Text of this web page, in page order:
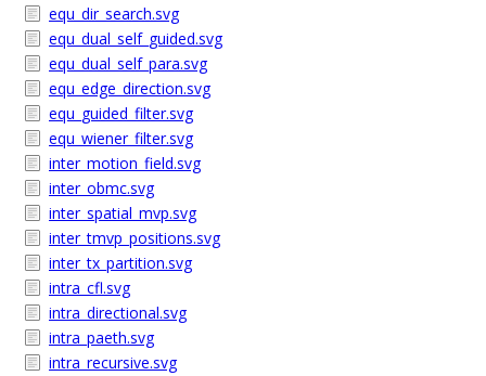
equ_dir_search.svg
equ_dual_self_guided.svg
equ_dual_self_para.svg
equ_edge_direction.svg
equ_guided_filter.svg
equ_wiener_filter.svg
inter_motion_field.svg
inter_obmc.svg
inter_spatial_mvp.svg
inter_tmvp_positions.svg
inter_tx_partition.svg
intra_cfl.svg
intra_directional.svg
intra_paeth.svg
intra_recursive.svg